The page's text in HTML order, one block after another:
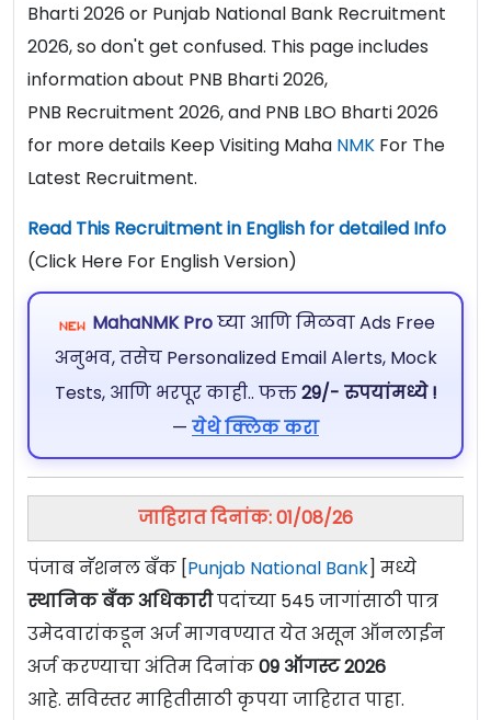
Bharti 2026 or Punjab National Bank Recruitment
2026, so don't get confused. This page includes
information about PNB Bharti 2026,
PNB Recruitment 2026, and PNB LBO Bharti 2026
for more details Keep Visiting Maha NMK For The
Latest Recruitment.
Read This Recruitment in English for detailed Info
(Click Here For English Version)
MahaNMK Proघ्या आणि मिळवा Ads Free
अनुभव, तसेच Personalized Email Alerts, Mock
Tests, आणि भरपूर काही.. फक्त29/- रुपयांमध्ये !
— येथे क्लिक करा
जाहिरात दिनांक: 01/08/26
पंजाब नॅशनल बँक [Punjab National Bank] मध्ये
स्थानिक बँक अधिकारीपदांच्या 545 जागांसाठी पात्र
उमेदवारांकडून अर्ज मागवण्यात येत असून ऑनलाईन
अर्ज करण्याचा अंतिम दिनांक09 ऑगस्ट 2026
आहे. सविस्तर माहितीसाठी कृपया जाहिरात पाहा.